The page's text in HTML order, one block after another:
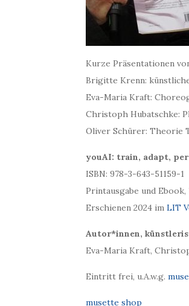
Kurze Präsentationen
Brigitte Krenn:
Eva-Maria Kraft:
Christoph Hubatschke:
Oliver Schürer: Theorie
youAI: train, adapt,
ISBN: 978-3-643-51159-1
Printausgabe und Ebook,
Erschienen 2024 im LIT
Autor*innen,
Eva-Maria Kraft,
Eintritt frei, u.A.w.g.
musette shop